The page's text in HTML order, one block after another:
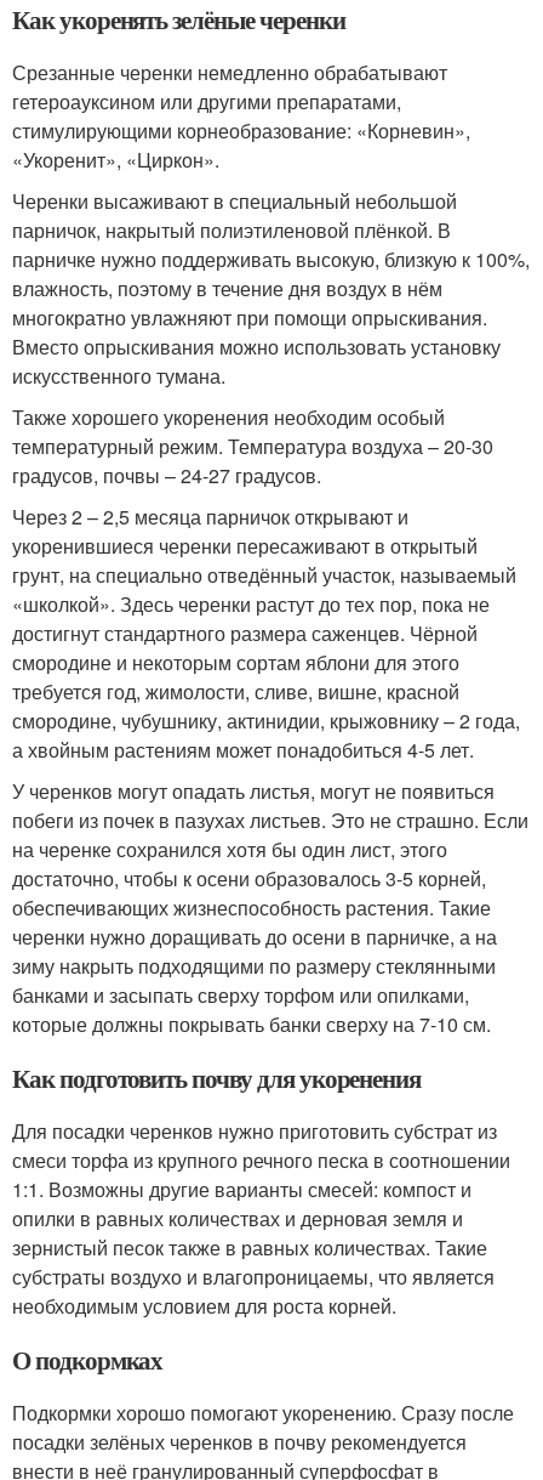
Как укоренять зелёные черенки
Срезанные черенки немедленно обрабатывают
гетероауксином или другими препаратами,
стимулирующими корнеобразование: «Корневин»,
«Укоренит», «Циркон».
Черенки высаживают в специальный небольшой
парничок, накрытый полиэтиленовой плёнкой. В
парничке нужно поддерживать высокую, близкую к 100%,
влажность, поэтому в течение дня воздух в нём
многократно увлажняют при помощи опрыскивания.
Вместо опрыскивания можно использовать установку
искусственного тумана.
Также хорошего укоренения необходим особый
температурный режим. Температура воздуха – 20-30
градусов, почвы – 24-27 градусов.
Через 2 – 2,5 месяца парничок открывают и
укоренившиеся черенки пересаживают в открытый
грунт, на специально отведённый участок, называемый
«школкой». Здесь черенки растут до тех пор, пока не
достигнут стандартного размера саженцев. Чёрной
смородине и некоторым сортам яблони для этого
требуется год, жимолости, сливе, вишне, красной
смородине, чубушнику, актинидии, крыжовнику – 2 года,
а хвойным растениям может понадобиться 4-5 лет.
У черенков могут опадать листья, могут не появиться
побеги из почек в пазухах листьев. Это не страшно. Если
на черенке сохранился хотя бы один лист, этого
достаточно, чтобы к осени образовалось 3-5 корней,
обеспечивающих жизнеспособность растения. Такие
черенки нужно доращивать до осени в парничке, а на
зиму накрыть подходящими по размеру стеклянными
банками и засыпать сверху торфом или опилками,
которые должны покрывать банки сверху на 7-10 см.
Как подготовить почву для укоренения
Для посадки черенков нужно приготовить субстрат из
смеси торфа из крупного речного песка в соотношении
1:1. Возможны другие варианты смесей: компост и
опилки в равных количествах и дерновая земля и
зернистый песок также в равных количествах. Такие
субстраты воздухо и влагопроницаемы, что является
необходимым условием для роста корней.
О подкормках
Подкормки хорошо помогают укоренению. Сразу после
посадки зелёных черенков в почву рекомендуется
внести в неё гранулированный суперфосфат в